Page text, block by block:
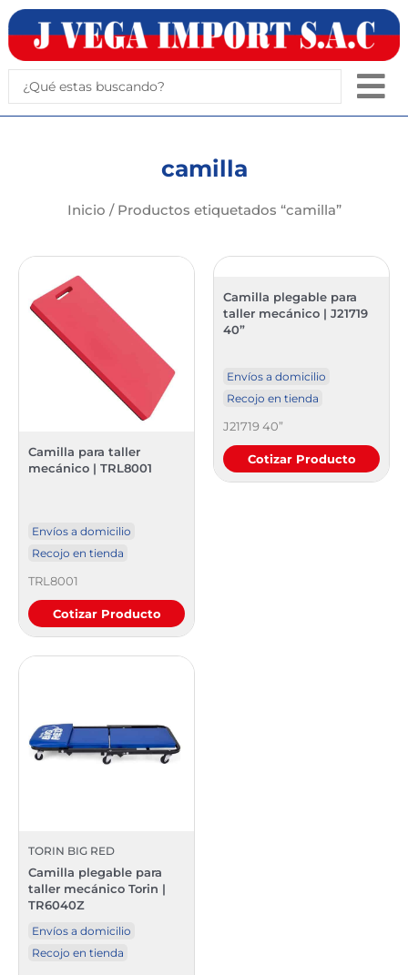
al
contenido
camilla
Inicio / Productos etiquetados “camilla”
Camilla para taller
mecánico | TRL8001
Envíos a domicilio
Recojo en tienda
TRL8001
Cotizar Producto
Camilla plegable para
taller mecánico | J21719
40”
Envíos a domicilio
Recojo en tienda
J21719 40”
Cotizar Producto
TORIN BIG RED
Camilla plegable para
taller mecánico Torin |
TR6040Z
Envíos a domicilio
Recojo en tienda